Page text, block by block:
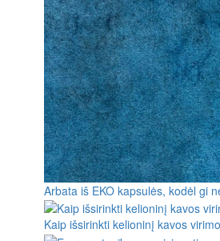
Arbata iš EKO kapsulės, kodėl gi
Kaip išsirinkti kelioninį kavos